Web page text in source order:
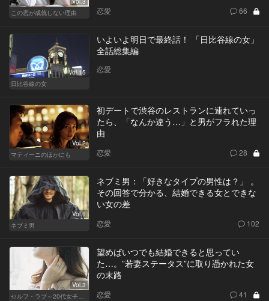
この恋が成就しない理由
恋愛 66
Vol.15
日比谷線の女
いよいよ明日で最終話！ 「日比谷線の女」
全話総集編
恋愛
Vol.2
マティーニのほかにも
初デートで渋谷のレストランに連れていっ
たら、「なんか違う…」と男がフラれた理
由
恋愛 28
Vol.1
ネブミ男
ネブミ男：「好きなタイプの男性は？」 。
その回答で分かる、結婚できる女とできな
い女の差
恋愛 102
Vol.3
セルフ・ラブ～20代女子の矛盾～
望めばいつでも結婚できると思ってい
た…。”若妻ステータス”に取り憑かれた女
の末路
恋愛 41